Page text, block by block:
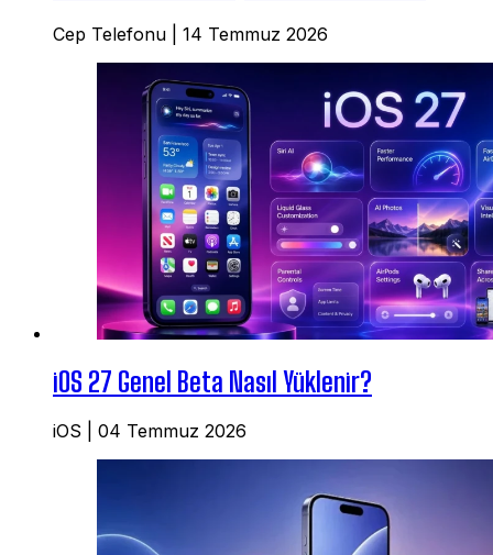
Cep Telefonu 14 Temmuz 2026
iOS 27 Genel Beta Nasıl Yüklenir?
iOS 04 Temmuz 2026